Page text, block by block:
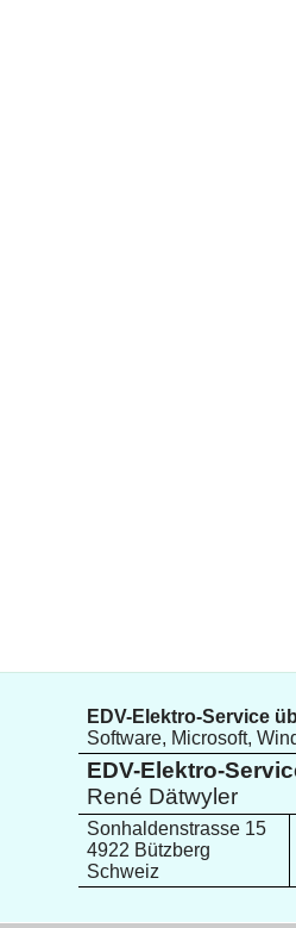
EDV-Elektro-Service
Software, Microsoft,
EDV-Elektro-
René Dätwyler
Sonhaldenstrasse 15
4922 Bützberg
Schweiz